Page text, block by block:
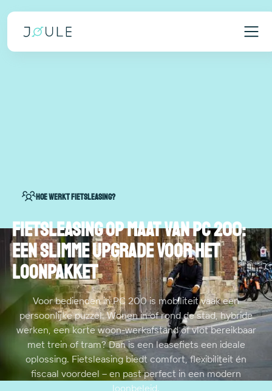
Hoe werkt fietsleasing?
Fietsleasing op maat van PC 200:
een slimme upgrade voor het
loonpakket
Voor bedienden in PC 200 is mobiliteit vaak een
persoonlijke puzzel. Wonen in of rond de stad, hybride
werken, een korte woon-werkafstand of vlot bereikbaar
met trein of tram? Dan is een leasefiets een ideale
oplossing. Fietsleasing biedt comfort, flexibiliteit én
fiscaal voordeel – en past perfect in een modern
loonbeleid.